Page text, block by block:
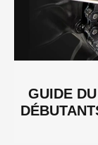
GUIDE